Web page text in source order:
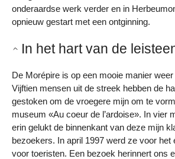
onderaardse werk verder en in
opnieuw gestart met een ontginning.
In het hart van de
De Morépire is op een mooie manier
Vijftien mensen uit de streek hebben de
gestoken om de vroegere mijn om te
museum «Au coeur de l’ardoise». In vier
erin gelukt de binnenkant van deze mijn
bezoekers. In april 1997 werd ze voor het
voor toeristen. Een bezoek herinnert ons